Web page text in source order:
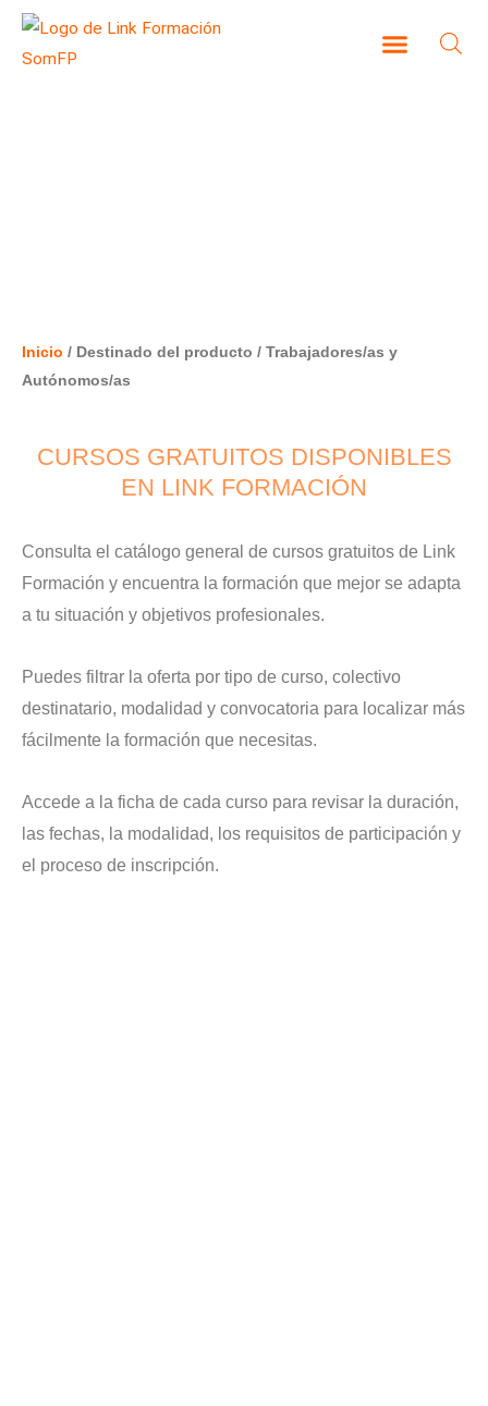
Inicio / Destinado del producto / Trabajadores/as y
Autónomos/as
CURSOS GRATUITOS DISPONIBLES
EN LINK FORMACIÓN
Consulta el catálogo general de cursos gratuitos de Link
Formación y encuentra la formación que mejor se adapta
a tu situación y objetivos profesionales.
Puedes filtrar la oferta por tipo de curso, colectivo
destinatario, modalidad y convocatoria para localizar más
fácilmente la formación que necesitas.
Accede a la ficha de cada curso para revisar la duración,
las fechas, la modalidad, los requisitos de participación y
el proceso de inscripción.